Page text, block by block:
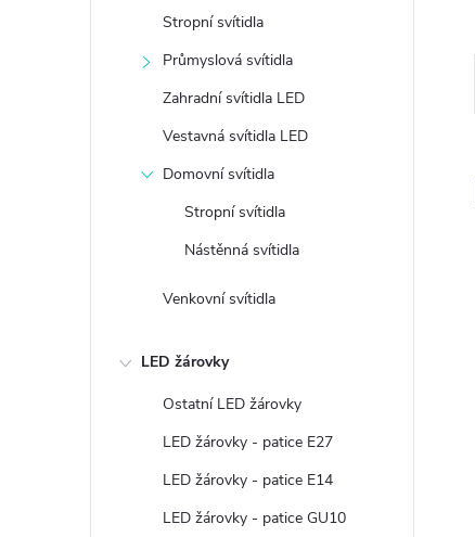
Stropní svítidla
Průmyslová svítidla
Zahradní svítidla LED
Vestavná svítidla LED
Domovní svítidla
Stropní svítidla
Nástěnná svítidla
Venkovní svítidla
LED žárovky
Ostatní LED žárovky
LED žárovky - patice E27
LED žárovky - patice E14
LED žárovky - patice GU10